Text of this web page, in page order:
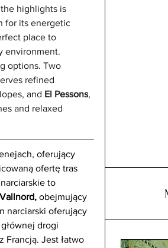
highlights is
for its energetic
place to
environment.
options. Two
refined
and El Pessons,
and relaxed
oferujący
ofertę tras
to
Vallnord, obejmujący
narciarski oferujący
drogi
Francją. Jest łatwo